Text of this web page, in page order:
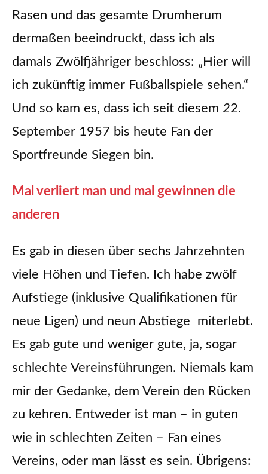
Rasen und das gesamte Drumherum
dermaßen beeindruckt, dass ich als
damals Zwölfjähriger beschloss: „Hier will
ich zukünftig immer Fußballspiele sehen.“
Und so kam es, dass ich seit diesem 22.
September 1957 bis heute Fan der
Sportfreunde Siegen bin.
Mal verliert man und mal gewinnen die
anderen
Es gab in diesen über sechs Jahrzehnten
viele Höhen und Tiefen. Ich habe zwölf
Aufstiege (inklusive Qualifikationen für
neue Ligen) und neun Abstiege miterlebt.
Es gab gute und weniger gute, ja, sogar
schlechte Vereinsführungen. Niemals kam
mir der Gedanke, dem Verein den Rücken
zu kehren. Entweder ist man – in guten
wie in schlechten Zeiten – Fan eines
Vereins, oder man lässt es sein. Übrigens: